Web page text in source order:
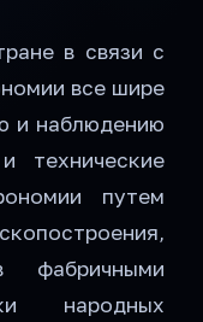
в связи с
все шире
и наблюдению
технические
путем
народных